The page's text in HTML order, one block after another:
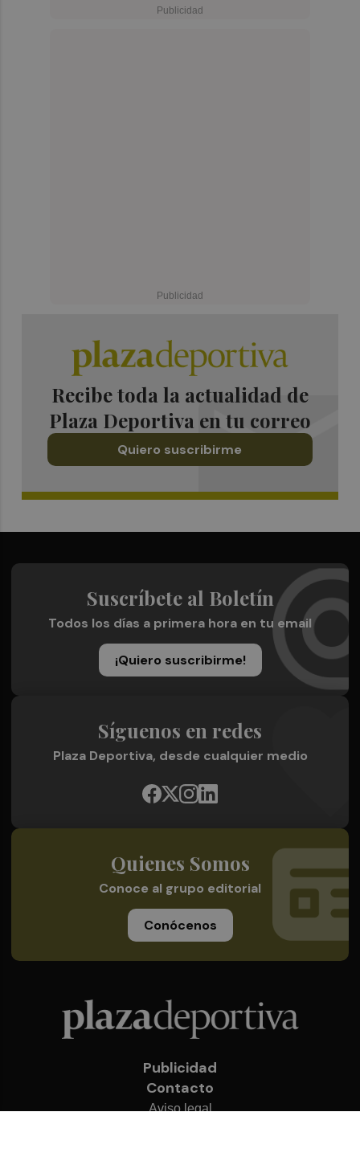
Recibe toda la actualidad de
Plaza Deportiva en tu correo
Quiero suscribirme
Suscríbete al Boletín
Todos los días a primera hora en tu email
¡Quiero suscribirme!
Síguenos en redes
Plaza Deportiva, desde cualquier medio
Quienes Somos
Conoce al grupo editorial
Conócenos
Publicidad
Contacto
Aviso legal